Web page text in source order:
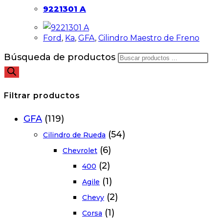
9221301 A
Ford , Ka, GFA, Cilindro Maestro de Freno
Búsqueda de productos
Filtrar productos
GFA (119)
Cilindro de Rueda (54)
Chevrolet (6)
400 (2)
Agile (1)
Chevy (2)
Corsa (1)